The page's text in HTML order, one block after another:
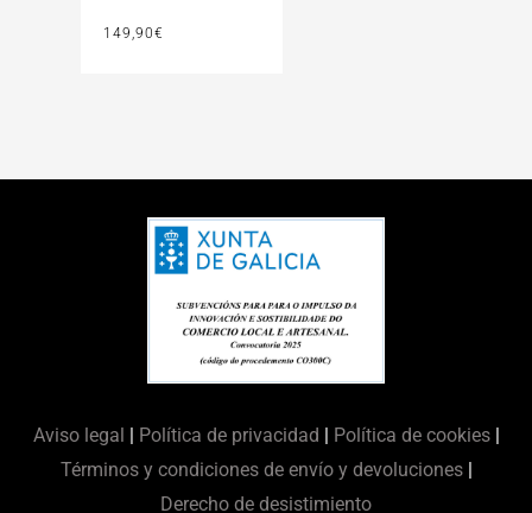
149,90€
Aviso legal | Política de privacidad | Política de cookies|
Términos y condiciones de envío y devoluciones|
Derecho de desistimiento